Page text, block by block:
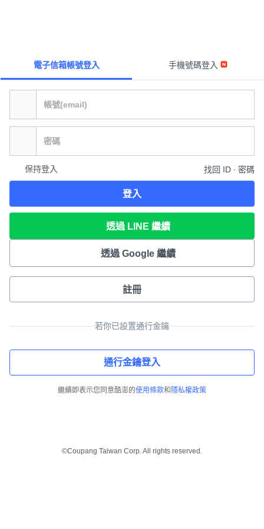
電子信箱帳號登入 手機號碼登入
保持登入 找回 ID ∙ 密碼
登入
透過 LINE 繼續
透過 Google 繼續
註冊
若你已設置通行金鑰
通行金鑰登入
繼續即表示您同意酷澎的使用條款和 隱私權政策
©Coupang Taiwan Corp. All rights reserved.